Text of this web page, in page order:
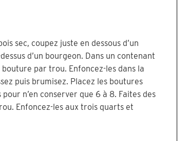
sec, coupez juste en dessous d’un
d’un bourgeon. Dans un contenant
par trou. Enfoncez-les dans la
puis brumisez. Placez les boutures
n’en conserver que 6 à 8. Faites des
Enfoncez-les aux trois quarts et